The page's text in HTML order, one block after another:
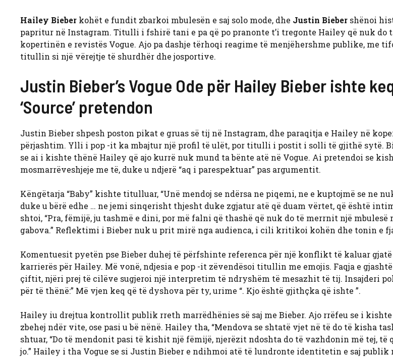
Hailey Bieber kohët e fundit zbarkoi mbulesën e saj solo mode, dhe Justin Bieber shënoi
papritur në Instagram. Titulli i fshirë tani e pa që po pranonte t’i tregonte Hailey që nuk do
kopertinën e revistës Vogue. Ajo pa dashje tërhoqi reagime të menjëhershme publike, me
titullin si një vërejtje të shurdhër dhe josportive.
Justin Bieber’s Vogue Ode për Hailey Bieber ishte
‘Source’ pretendon
Justin Bieber shpesh poston pikat e gruas së tij në Instagram, dhe paraqitja e Hailey në
përjashtim. Ylli i pop -it ka mbajtur një profil të ulët, por titulli i postit i solli të gjithë sytë.
se ai i kishte thënë Hailey që ajo kurrë nuk mund ta bënte atë në Vogue. Ai pretendoi se
mosmarrëveshjeje me të, duke u ndjerë “aq i parespektuar” pas argumentit.
Këngëtarja “Baby” kishte titulluar, “Unë mendoj se ndërsa ne piqemi, ne e kuptojmë se ne
duke u bërë edhe … ne jemi sinqerisht thjesht duke zgjatur atë që duam vërtet, që është
shtoi, “Pra, fëmijë, ju tashmë e dini, por më falni që thashë që nuk do të merrnit një mbulesë
gabova.” Reflektimi i Bieber nuk u prit mirë nga audienca, i cili kritikoi kohën dhe tonin e
Komentuesit pyetën pse Bieber duhej të përfshinte referenca për një konflikt të kaluar
karrierës për Hailey. Më vonë, ndjesia e pop -it zëvendësoi titullin me emojis. Faqja e
çiftit, njëri prej të cilëve sugjeroi një interpretim të ndryshëm të mesazhit të tij. Insajderi
për të thënë:” Më vjen keq që të dyshova për ty, urime “. Kjo është gjithçka që ishte ”.
Hailey iu drejtua kontrollit publik rreth marrëdhënies së saj me Bieber. Ajo rrëfeu se i
zbehej ndër vite, ose pasi u bë nënë. Hailey tha, “Mendova se shtatë vjet në të do të kisha
shtuar, “Do të mendonit pasi të kishit një fëmijë, njerëzit ndoshta do të vazhdonin më tej, të
jo.” Hailey i tha Vogue se si Justin Bieber e ndihmoi atë të lundronte identitetin e saj publik